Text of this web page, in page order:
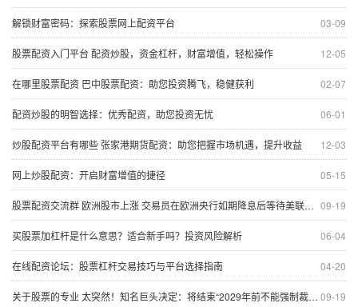
03-09
解锁财富密码：探索股票网上配资平台
12-05
股票配资入门平台 配资炒股，资金杠杆，财富增值，轻松操作
02-07
在哪里股票配资 巴中股票配资：助您投资腾飞，稳健获利
06-01
配资炒股的明智选择：优秀配资，助您投资无忧
12-03
炒股配资平台有哪些 张家港期货配资：助您把握市场机遇，提升收益
05-15
网上炒股配资：开启财富增值的捷径
09-19
股票配资交流群 欧洲股市上涨 交易员在欧洲央行如期降息后等待美联储行动
06-04
买股票加杠杆是什么意思？适合新手吗？投资风险解析
04-20
在线配资论坛：股票杠杆交易技巧与平台选择指南
09-19
关于股票的专业 太突然！知名巨头决定：将结束“2029年前不能强制裁员”协议！CEO直言：蛋糕变小，但餐桌的客人却更多了